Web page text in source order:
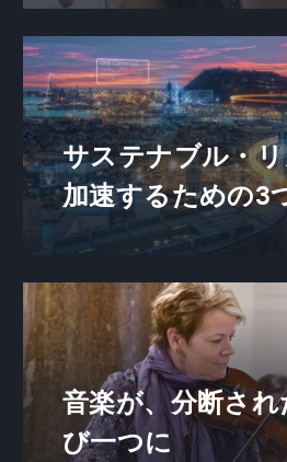
サステナブル・
加速するための3
音楽が、分断さ
び一つに